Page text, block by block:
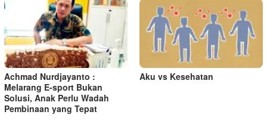
o
s
Achmad Nurdjayanto :
Melarang E-sport Bukan
Solusi, Anak Perlu Wadah
Pembinaan yang Tepat
Aku vs Kesehatan